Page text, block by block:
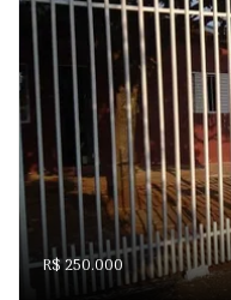
R$ 250.000